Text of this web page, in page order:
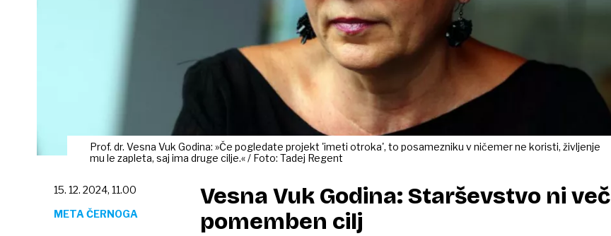
Prof. dr. Vesna Vuk Godina: »Če pogledate projekt 'imeti otroka', to posamezniku v ničemer ne koristi, življenje
mu le zapleta, saj ima druge cilje.« / Foto: Tadej Regent
Vesna Vuk Godina: Starševstvo ni več
pomemben cilj
15. 12. 2024, 11.00
META ČERNOGA